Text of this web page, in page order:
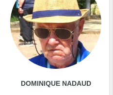
DOMINIQUE NADAUD